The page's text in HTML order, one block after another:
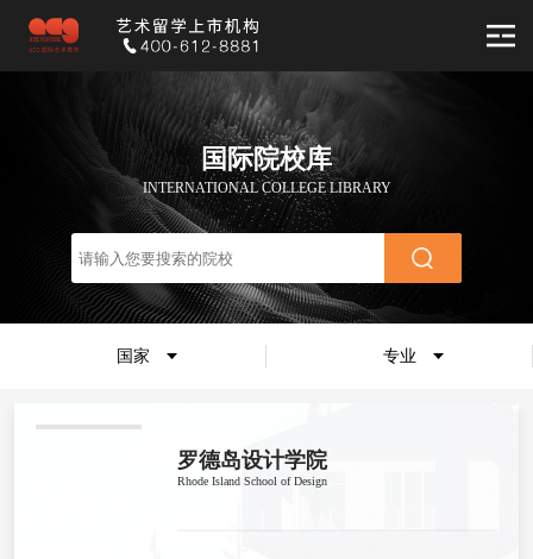
国际院校库
INTERNATIONAL COLLEGE LIBRARY
国家 专业
罗德岛设计学院
Rhode Island School of Design